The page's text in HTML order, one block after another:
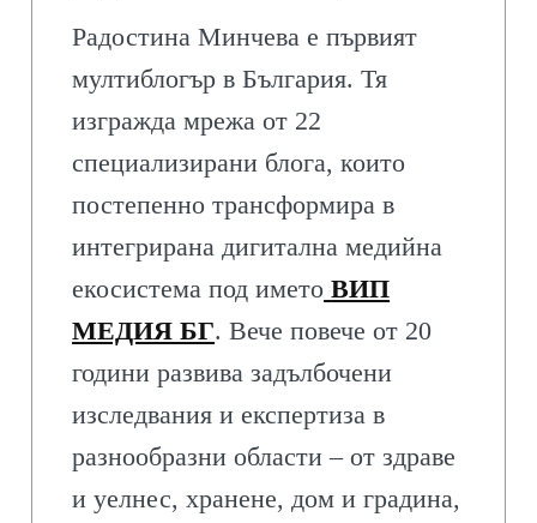
Радостина Минчева е първият
мултиблогър в България. Тя
изгражда мрежа от 22
специализирани блога, които
постепенно трансформира в
интегрирана дигитална медийна
екосистема под името ВИП
МЕДИЯ БГ. Вече повече от 20
години развива задълбочени
изследвания и експертиза в
разнообразни области – от здраве
и уелнес, хранене, дом и градина,